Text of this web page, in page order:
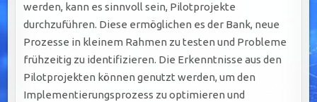
werden, kann es sinnvoll sein, Pilotprojekte
durchzuführen. Diese ermöglichen es der Bank, neue
Prozesse in kleinem Rahmen zu testen und Probleme
frühzeitig zu identifizieren. Die Erkenntnisse aus den
Pilotprojekten können genutzt werden, um den
Implementierungsprozess zu optimieren und